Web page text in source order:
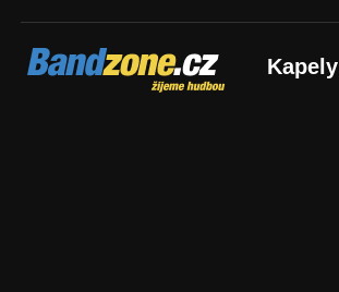
Bandzone.cz
žijeme hudbou Kapely